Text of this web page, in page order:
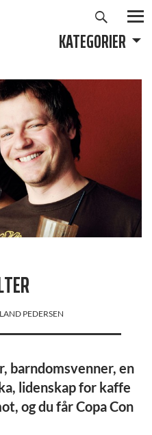
KATEGORIER
PEDERSEN
barndomsvenner, en
lidenskap for kaffe
og du får Copa Con